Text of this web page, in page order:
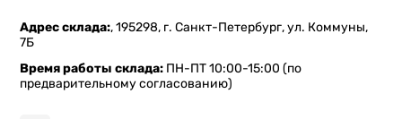
Адрес склада:, 195298, г. Санкт-Петербург, ул. Коммуны,
7Б
Время работы склада: ПН-ПТ 10:00-15:00 (по
предварительному согласованию)